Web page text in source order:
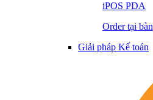
iPOS PDA
Order tại bàn
Giải pháp Kế toán